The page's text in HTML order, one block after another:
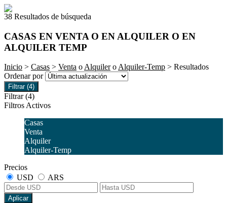
38 Resultados de búsqueda
CASAS EN VENTA O EN ALQUILER O EN
ALQUILER TEMP
Inicio > Casas > Venta oAlquileroAlquiler-Temp > Resultados
Ordenar por
Filtrar (4)
Filtrar (4)
Filtros Activos
Casas
Venta
Alquiler
Alquiler-Temp
Precios
USD
ARS
Aplicar